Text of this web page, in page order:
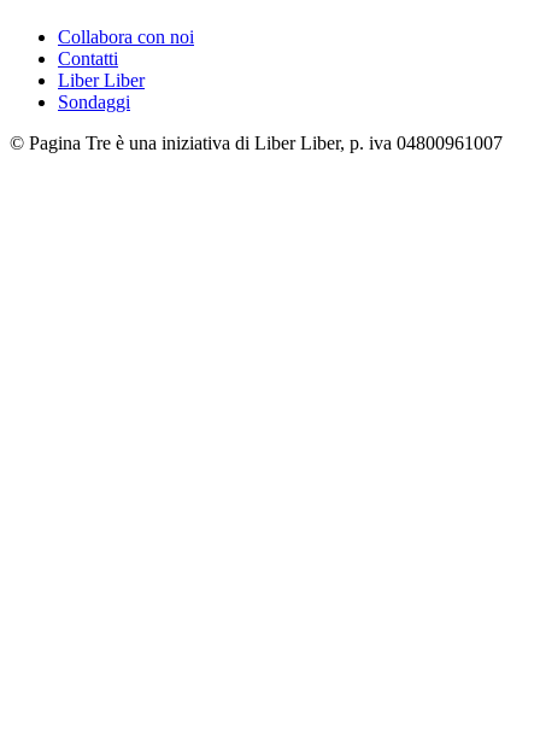
Collabora con noi
Contatti
Liber Liber
Sondaggi
© Pagina Tre è una iniziativa di Liber Liber, p. iva 04800961007